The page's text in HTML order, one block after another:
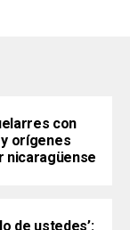
con
orígenes
nicaragüense
de ustedes’: